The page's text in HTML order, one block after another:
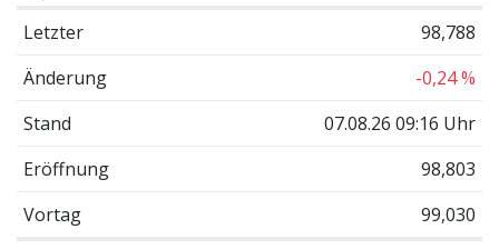
Letzter
98,788
Änderung
-0,24 %
Stand
07.08.26 09:16 Uhr
Eröffnung
98,803
Vortag
99,030